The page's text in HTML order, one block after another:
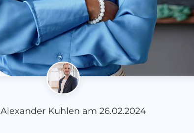
Alexander Kuhlen am 26.02.2024